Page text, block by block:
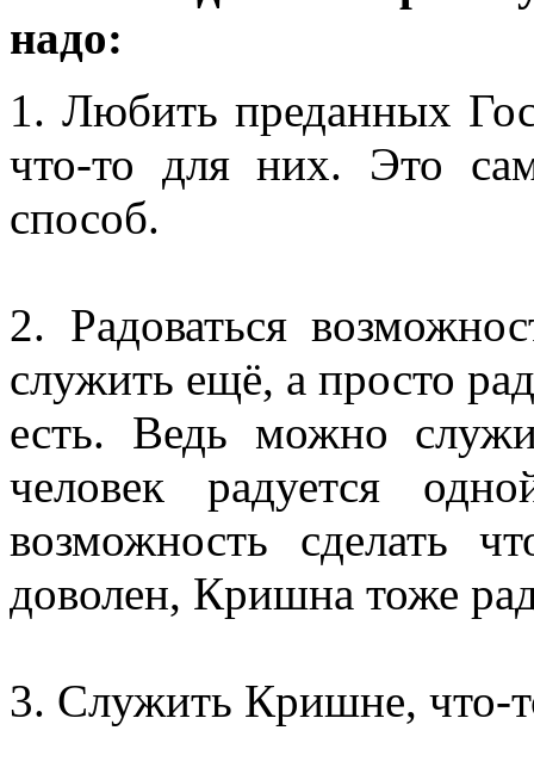
надо:
1. Любить преданных
что-то для них. Это
способ.
2. Радоваться
служить ещё, а просто
есть. Ведь можно
человек радуется
возможность сделать
доволен, Кришна тоже
3. Служить Кришне, что-